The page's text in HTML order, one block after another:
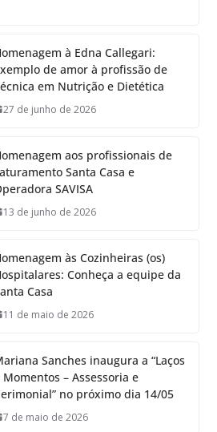
à Edna Callegari:
de amor à profissão de
em Nutrição e Dietética
27 de junho de 2026
aos profissionais de
Santa Casa e
SAVISA
13 de junho de 2026
às Cozinheiras (os)
Conheça a equipe da
Casa
11 de maio de 2026
Sanches inaugura a “Laços
Momentos – Assessoria e
no próximo dia 14/05
7 de maio de 2026